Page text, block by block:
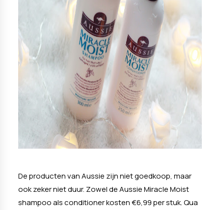
De producten van Aussie zijn niet goedkoop, maar
ook zeker niet duur. Zowel de Aussie Miracle Moist
shampoo als conditioner kosten €6,99 per stuk. Qua